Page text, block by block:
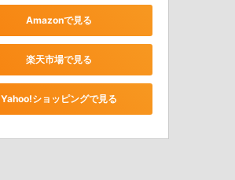
Amazonで見る
楽天市場で見る
Yahoo!ショッピングで見る